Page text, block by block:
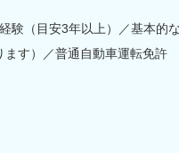
験（目安3年以上）／基本的
す）／普通自動車運転免許